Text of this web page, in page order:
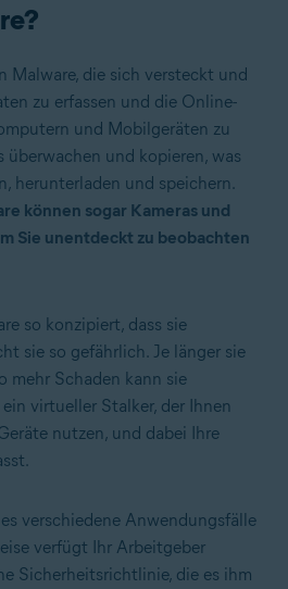
Malware, die sich versteckt und
zu erfassen und die Online-
und Mobilgeräten zu
überwachen und kopieren, was
herunterladen und speichern.
können sogar Kameras und
Sie unentdeckt zu beobachten
so konzipiert, dass sie
sie so gefährlich. Je länger sie
mehr Schaden kann sie
virtueller Stalker, der Ihnen
nutzen, und dabei Ihre
verschiedene Anwendungsfälle
verfügt Ihr Arbeitgeber
Sicherheitsrichtlinie, die es ihm